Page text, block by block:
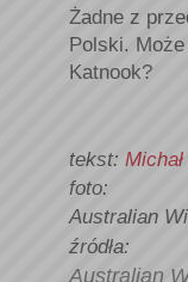
Żadne z
Polski.
Katnook?
tekst:
foto:
Australian
źródła:
Australian